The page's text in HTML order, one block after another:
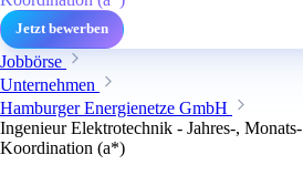
Jetzt bewerben
Jobbörse
Unternehmen
Hamburger Energienetze GmbH
Ingenieur Elektrotechnik - Jahres-,
Koordination (a*)